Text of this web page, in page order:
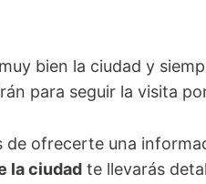
bien la ciudad y
para seguir la visita
ofrecerte una
la ciudad te llevarás